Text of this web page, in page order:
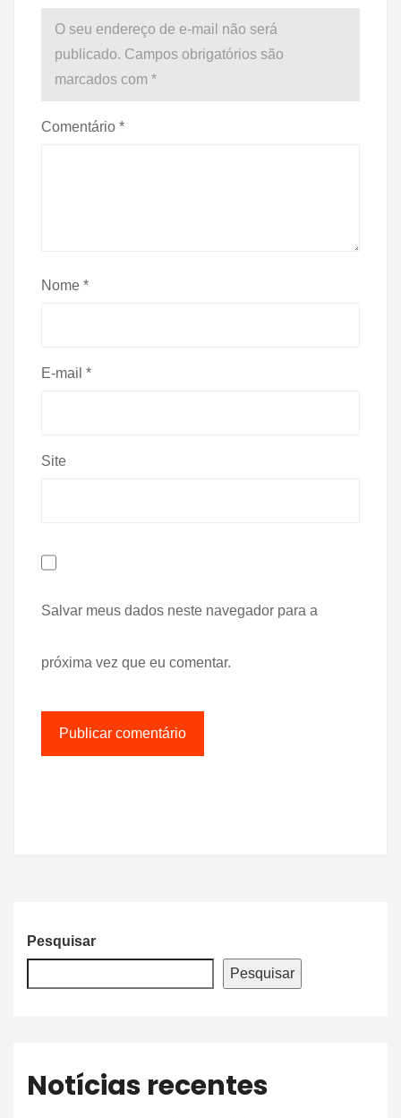
O seu endereço de e-mail não será
publicado. Campos obrigatórios são
marcados com *
Comentário *
Nome *
E-mail *
Site
Salvar meus dados neste navegador para a
próxima vez que eu comentar.
Pesquisar
Pesquisar
Notícias recentes